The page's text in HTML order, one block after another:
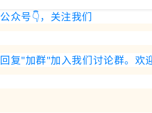
众号👇，关注我们
复"加群"加入我们讨论群。欢